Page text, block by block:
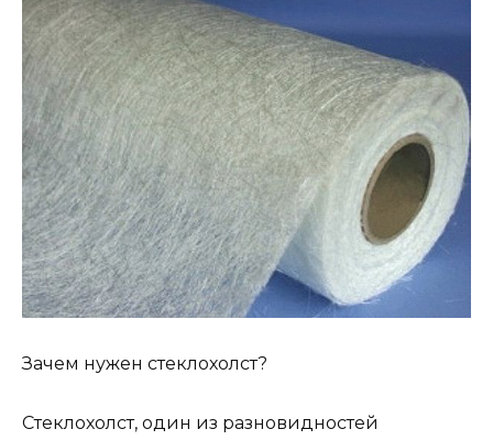
Зачем нужен стеклохолст?
Стеклохолст, один из разновидностей